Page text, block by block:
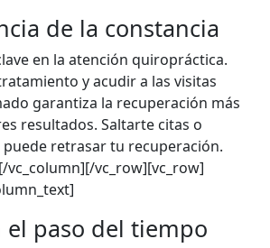
de la constancia
en la atención quiropráctica.
y acudir a las visitas
garantiza la recuperación más
resultados. Saltarte citas o
retrasar tu recuperación.
vc_column][/vc_row][vc_row]
el paso del tiempo